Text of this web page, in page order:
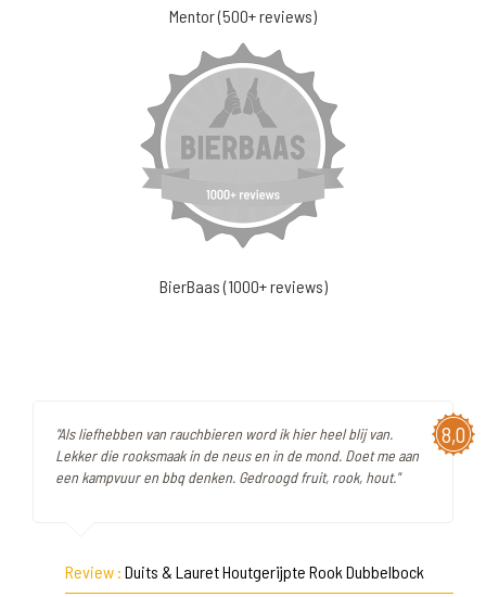
Mentor (500+ reviews)
BierBaas (1000+ reviews)
8,0
"Als liefhebben van rauchbieren word ik hier heel blij van.
Lekker die rooksmaak in de neus en in de mond. Doet me aan
een kampvuur en bbq denken. Gedroogd fruit, rook, hout."
Review : Duits & Lauret Houtgerijpte Rook Dubbelbock